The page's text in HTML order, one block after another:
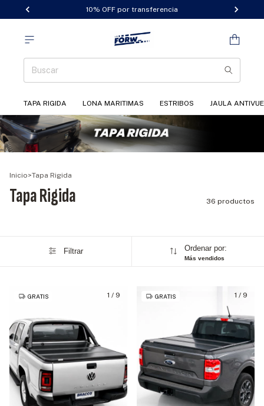
10% OFF por transferencia
TAPA RIGIDA LONA MARITIMAS ESTRIBOS JAULA
Inicio>Tapa Rigida
Tapa Rigida 36 productos
Filtrar Ordenar por:
Más vendidos
1 / 9
GRATIS 1 / 9
GRATIS